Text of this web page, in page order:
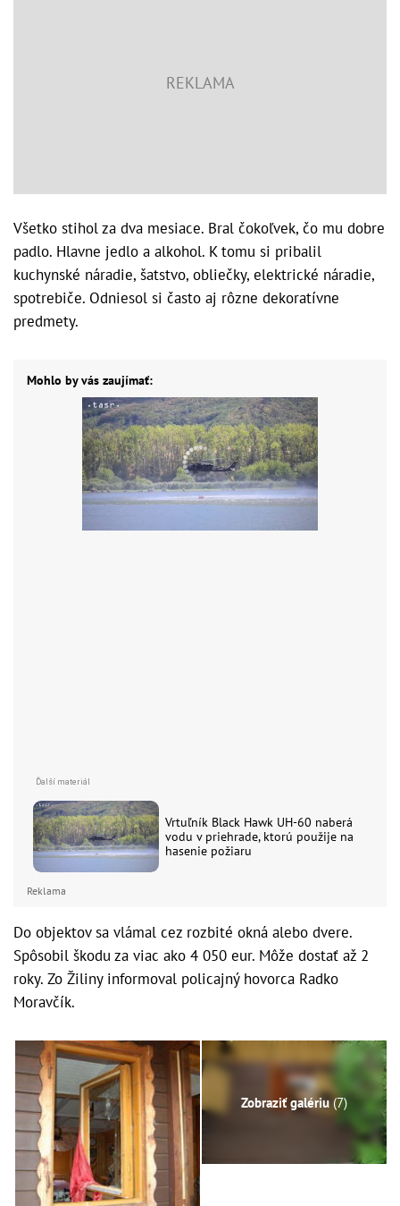
Všetko stihol za dva mesiace. Bral čokoľvek, čo mu dobre
padlo. Hlavne jedlo a alkohol. K tomu si pribalil
kuchynské náradie, šatstvo, obliečky, elektrické náradie,
spotrebiče. Odniesol si často aj rôzne dekoratívne
predmety.
Mohlo by vás zaujímať:
Vrtuľník Black Hawk UH-60 naberá
vodu v priehrade, ktorú použije na
hasenie požiaru
Reklama
Do objektov sa vlámal cez rozbité okná alebo dvere.
Spôsobil škodu za viac ako 4 050 eur. Môže dostať až 2
roky. Zo Žiliny informoval policajný hovorca Radko
Moravčík.
Zobraziť galériu (7)